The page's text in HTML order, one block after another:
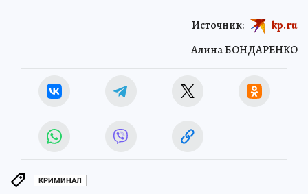
Алина БОНДАРЕНКО
Источник: kp.ru
КРИМИНАЛ